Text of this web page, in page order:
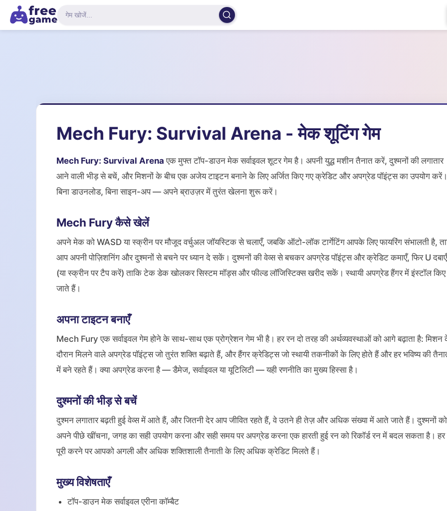
Mech Fury: Survival Arena - मेक शूटिंग गेम
Mech Fury: Survival Arena एक मुफ्त टॉप-डाउन मेक सर्वाइवल शूटर गेम है। अपनी युद्ध मशीन तैनात करें, दुश्मनों की लगातार
आने वाली भीड़ से बचें, और मिशनों के बीच एक अजेय टाइटन बनाने के लिए अर्जित किए गए क्रेडिट और अपग्रेड पॉइंट्स का उपयोग करें।
बिना डाउनलोड, बिना साइन-अप — अपने ब्राउज़र में तुरंत खेलना शुरू करें।
Mech Fury कैसे खेलें
अपने मेक को WASD या स्क्रीन पर मौजूद वर्चुअल जॉयस्टिक से चलाएँ, जबकि ऑटो-लॉक टार्गेटिंग आपके लिए फायरिंग संभालती है,
आप अपनी पोज़िशनिंग और दुश्मनों से बचने पर ध्यान दे सकें। दुश्मनों की वेव्स से बचकर अपग्रेड पॉइंट्स और क्रेडिट कमाएँ, फिर U दबाएँ
(या स्क्रीन पर टैप करें) ताकि टेक डेक खोलकर सिस्टम मॉड्स और फील्ड लॉजिस्टिक्स खरीद सकें। स्थायी अपग्रेड हैंगर में इंस्टॉल किए
जाते हैं।
अपना टाइटन बनाएँ
Mech Fury एक सर्वाइवल गेम होने के साथ-साथ एक प्रोग्रेशन गेम भी है। हर रन दो तरह की अर्थव्यवस्थाओं को आगे बढ़ाता है: मिशन
दौरान मिलने वाले अपग्रेड पॉइंट्स जो तुरंत शक्ति बढ़ाते हैं, और हैंगर क्रेडिट्स जो स्थायी तकनीकों के लिए होते हैं और हर भविष्य की
में बने रहते हैं। क्या अपग्रेड करना है — डैमेज, सर्वाइवल या यूटिलिटी — यही रणनीति का मुख्य हिस्सा है।
दुश्मनों की भीड़ से बचें
दुश्मन लगातार बढ़ती हुई वेव्स में आते हैं, और जितनी देर आप जीवित रहते हैं, वे उतने ही तेज़ और अधिक संख्या में आते जाते हैं। दुश्मनों को
अपने पीछे खींचना, जगह का सही उपयोग करना और सही समय पर अपग्रेड करना एक हारती हुई रन को रिकॉर्ड रन में बदल सकता है। हर
पूरी करने पर आपको अगली और अधिक शक्तिशाली तैनाती के लिए अधिक क्रेडिट मिलते हैं।
मुख्य विशेषताएँ
टॉप-डाउन मेक सर्वाइवल एरीना कॉम्बैट